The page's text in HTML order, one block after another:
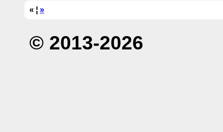
« ¦ »
© 2013-2026